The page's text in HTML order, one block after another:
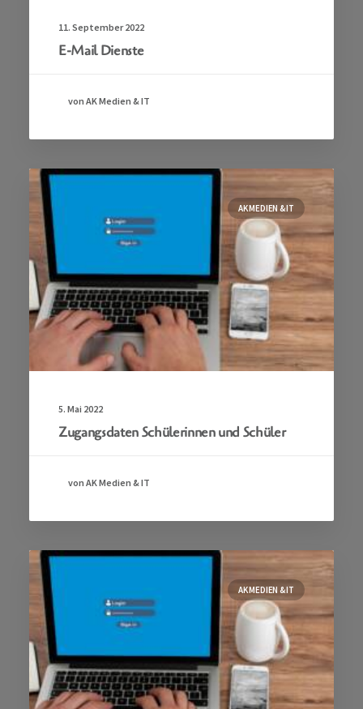
11. September 2022
E-Mail Dienste
von AK Medien & IT
AK MEDIEN & IT
5. Mai 2022
Zugangsdaten Schülerinnen und Schüler
von AK Medien & IT
AK MEDIEN & IT